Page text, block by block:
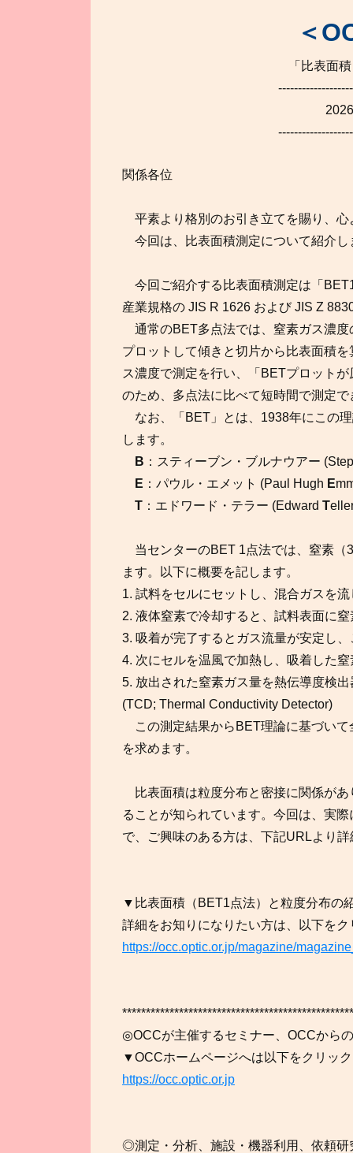
＜
「比表面
関係各位
平素より格別のお引き立てを賜り、心
今回は、比表面積測定について紹介し
今回ご紹介する比表面積測定は「
産業規格の JIS R 1626 および JIS Z
通常のBET多点法では、窒素ガス濃度
プロットして傾きと切片から比表面積
ス濃度で測定を行い、「BETプロット
のため、多点法に比べて短時間で測定
なお、「BET」とは、1938年にこの
します。
B ：スティーブン・ブルナウアー
E ：パウル・エメット (Paul Hugh E
T ：エドワード・テラー (Edward T
当センターのBET 1点法では、窒素（
ます。以下に概要を記します。
1. 試料をセルにセットし、混合ガスを
2. 液体窒素で冷却すると、試料表面に
3. 吸着が完了するとガス流量が安定し
4. 次にセルを温風で加熱し、吸着した
5. 放出された窒素ガス量を熱伝導度検
(TCD; Thermal Conductivity Detector)
この測定結果からBET理論に基づいて
を求めます。
比表面積は粒度分布と密接に関係があ
ることが知られています。今回は、実
で、ご興味のある方は、下記URLより
▼比表面積（BET1点法）と粒度分布の
詳細をお知りになりたい方は、以下を
https://occ.optic.or.jp/magazine/
◎OCCが主催するセミナー、OCCから
▼OCCホームページへは以下をクリッ
https://occ.optic.or.jp
◎測定・分析、施設・機器利用、依頼